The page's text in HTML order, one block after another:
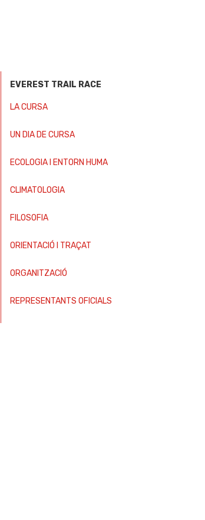
EVEREST TRAIL RACE
LA CURSA
UN DIA DE CURSA
ECOLOGIA I ENTORN HUMA
CLIMATOLOGIA
FILOSOFIA
ORIENTACIÓ I TRAÇAT
ORGANITZACIÓ
REPRESENTANTS OFICIALS